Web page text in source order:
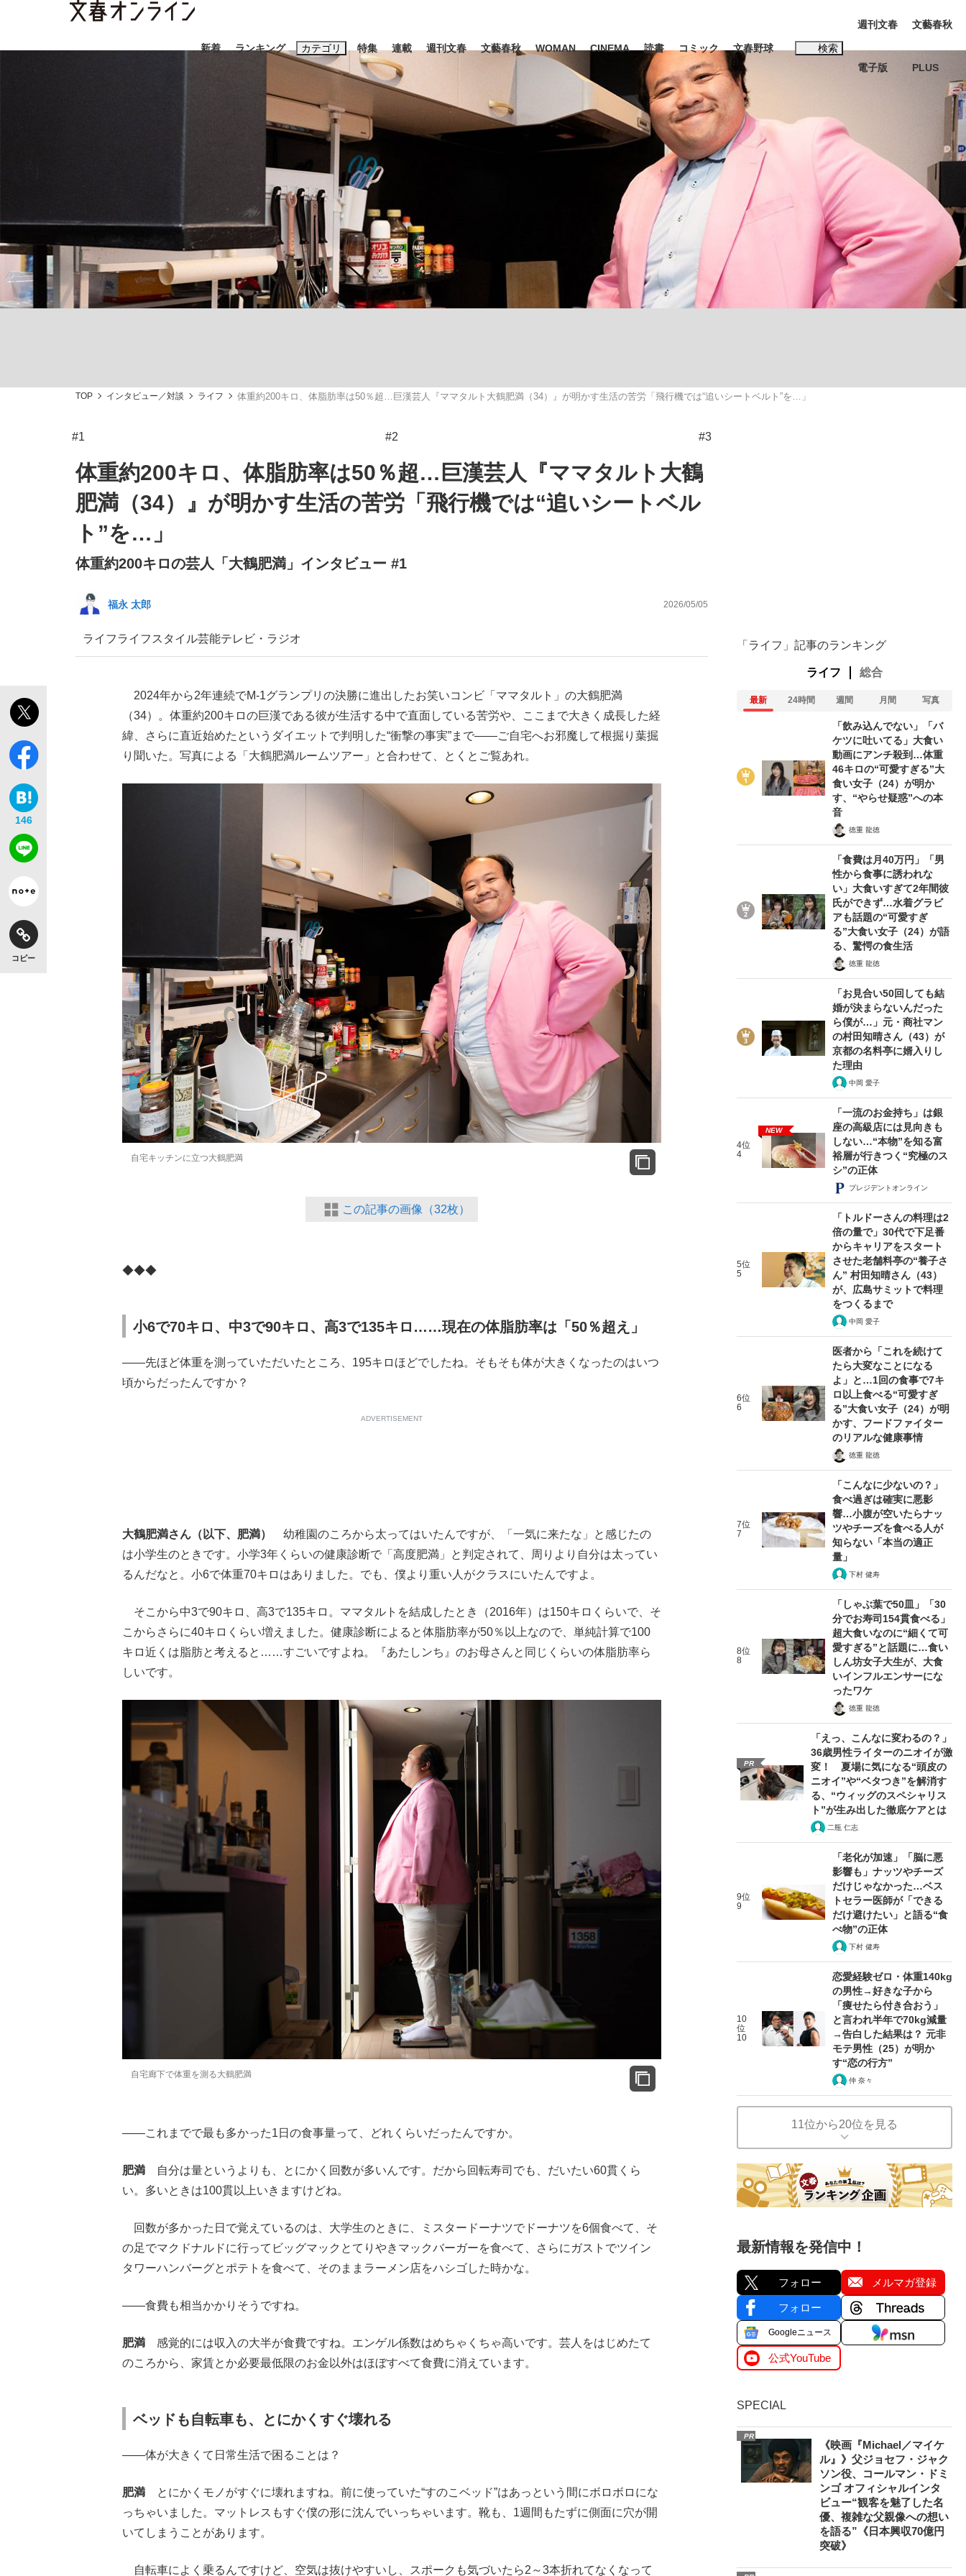
新着 ランキング カテゴリ
エンタメ ビジネス インタビュー
「90%は失敗する。でも…」本田圭佑が初めて明かした日本代表監督に... 「最悪の空気のまま解散」WBC日本代表“敗戦”の真実 選手が明かす...
特集
終戦から81年
観る将棋、読む将棋
the Style
連載 週刊文春 文藝春秋 WOMAN CINEMA 読書 コミック 文春野球 検索
おすすめのキーワードタグ一覧
#三山凌輝 #高市早苗 #内田有紀
#松田聖子
#玉木雄一郎
#亀和田武
週刊文春
電子版
文藝春秋
PLUS
TOP インタビュー／対談 ライフ 体重約200キロ、体脂肪率は50％超…巨漢芸人『ママタルト大鶴肥満（34）』が明かす生活の苦労「飛行機では“追いシートベルト”を…」
#1 #2 #3
体重約200キロ、体脂肪率は50％超…巨漢芸人『ママタルト大鶴
肥満（34）』が明かす生活の苦労「飛行機では“追いシートベル
ト”を…」
体重約200キロの芸人「大鶴肥満」インタビュー #1
福永 太郎 2026/05/05
ライフライフスタイル芸能テレビ・ラジオ
146
コピー
2024年から2年連続でM-1グランプリの決勝に進出したお笑いコンビ「ママタルト」の大鶴肥満
（34）。体重約200キロの巨漢である彼が生活する中で直面している苦労や、ここまで大きく成長した経
緯、さらに直近始めたというダイエットで判明した“衝撃の事実”まで――ご自宅へお邪魔して根掘り葉掘
り聞いた。写真による「大鶴肥満ルームツアー」と合わせて、とくとご覧あれ。
自宅キッチンに立つ大鶴肥満
この記事の画像（32枚）
◆◆◆
小6で70キロ、中3で90キロ、高3で135キロ……現在の体脂肪率は「50％超え」
――先ほど体重を測っていただいたところ、195キロほどでしたね。そもそも体が大きくなったのはいつ
頃からだったんですか？
ADVERTISEMENT
大鶴肥満さん（以下、肥満）
幼稚園のころから太ってはいたんですが、「一気に来たな」と感じたの
は小学生のときです。小学3年くらいの健康診断で「高度肥満」と判定されて、周りより自分は太ってい
るんだなと。小6で体重70キロはありました。でも、僕より重い人がクラスにいたんですよ。
そこから中3で90キロ、高3で135キロ。ママタルトを結成したとき（2016年）は150キロくらいで、そ
こからさらに40キロくらい増えました。健康診断によると体脂肪率が50％以上なので、単純計算で100
キロ近くは脂肪と考えると……すごいですよね。『あたしンち』のお母さんと同じくらいの体脂肪率ら
しいです。
自宅廊下で体重を測る大鶴肥満
――これまでで最も多かった1日の食事量って、どれくらいだったんですか。
肥満 自分は量というよりも、とにかく回数が多いんです。だから回転寿司でも、だいたい60貫くら
い。多いときは100貫以上いきますけどね。
回数が多かった日で覚えているのは、大学生のときに、ミスタードーナツでドーナツを6個食べて、そ
の足でマクドナルドに行ってビッグマックとてりやきマックバーガーを食べて、さらにガストでツイン
タワーハンバーグとポテトを食べて、そのままラーメン店をハシゴした時かな。
――食費も相当かかりそうですね。
肥満 感覚的には収入の大半が食費ですね。エンゲル係数はめちゃくちゃ高いです。芸人をはじめたて
のころから、家賃とか必要最低限のお金以外はほぼすべて食費に消えています。
ベッドも自転車も、とにかくすぐ壊れる
――体が大きくて日常生活で困ることは？
肥満 とにかくモノがすぐに壊れますね。前に使っていた“すのこベッド”はあっという間にボロボロにな
っちゃいました。マットレスもすぐ僕の形に沈んでいっちゃいます。靴も、1週間もたずに側面に穴が開
いてしまうことがあります。
自転車によく乗るんですけど、空気は抜けやすいし、スポークも気づいたら2～3本折れてなくなって
「ライフ」記事のランキング
ライフ 総合
最新 24時間 週間 月間 写真
「飲み込んでない」「バ
ケツに吐いてる」大食い
動画にアンチ殺到…体重
46キロの“可愛すぎる”大
食い女子（24）が明か
す、“やらせ疑惑”への本
音
徳重 龍徳
「食費は月40万円」「男
性から食事に誘われな
い」大食いすぎて2年間彼
氏ができず…水着グラビ
アも話題の“可愛すぎ
る”大食い女子（24）が語
る、驚愕の食生活
徳重 龍徳
「お見合い50回しても結
婚が決まらないんだった
ら僕が…」元・商社マン
の村田知晴さん（43）が
京都の名料亭に婿入りし
た理由
中岡 愛子
4位
4
NEW
「一流のお金持ち」は銀
座の高級店には見向きも
しない…“本物”を知る富
裕層が行きつく“究極のス
シ”の正体
プレジデントオンライン
5位
5
「トルドーさんの料理は2
倍の量で」30代で下足番
からキャリアをスタート
させた老舗料亭の“養子さ
ん” 村田知晴さん（43）
が、広島サミットで料理
をつくるまで
中岡 愛子
6位
6
医者から「これを続けて
たら大変なことになる
よ」と…1回の食事で7キ
ロ以上食べる“可愛すぎ
る”大食い女子（24）が明
かす、フードファイター
のリアルな健康事情
徳重 龍徳
7位
7
「こんなに少ないの？」
食べ過ぎは確実に悪影
響…小腹が空いたらナッ
ツやチーズを食べる人が
知らない「本当の適正
量」
下村 健寿
8位
8
「しゃぶ葉で50皿」「30
分でお寿司154貫食べる」
超大食いなのに“細くて可
愛すぎる”と話題に…食い
しん坊女子大生が、大食
いインフルエンサーにな
ったワケ
徳重 龍徳
PR
「えっ、こんなに変わるの？」
36歳男性ライターのニオイが激
変！ 夏場に気になる“頭皮の
ニオイ”や“ベタつき”を解消す
る、“ウィッグのスペシャリス
ト”が生み出した徹底ケアとは
二瓶 仁志
9位
9
「老化が加速」「脳に悪
影響も」ナッツやチーズ
だけじゃなかった…ベス
トセラー医師が「できる
だけ避けたい」と語る“食
べ物”の正体
下村 健寿
10
位
10
恋愛経験ゼロ・体重140kg
の男性→好きな子から
「痩せたら付き合おう」
と言われ半年で70kg減量
→告白した結果は？ 元非
モテ男性（25）が明か
す“恋の行方”
仲 奈々
11位から20位を見る
最新情報を発信中！
フォロー メルマガ登録
フォロー
Googleニュース
公式YouTube
SPECIAL
PR
《映画『Michael／マイケ
ル』》父ジョセフ・ジャク
ソン役、コールマン・ドミ
ンゴ オフィシャルインタ
ビュー“観客を魅了した名
優、複雑な父親像への想い
を語る”《日本興収70億円
突破》